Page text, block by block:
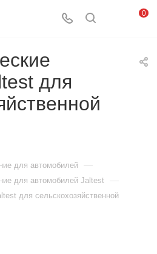
0
для
для автомобилей —
для автомобилей Jaltest —
для сельскохозяйственной